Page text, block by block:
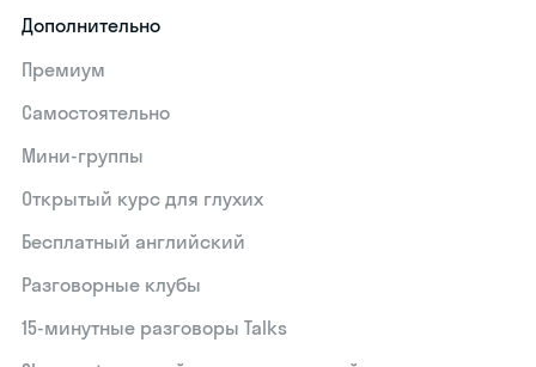
Дополнительно
Премиум
Самостоятельно
Мини-группы
Открытый курс для глухих
Бесплатный английский
Разговорные клубы
15‑минутные разговоры Talks